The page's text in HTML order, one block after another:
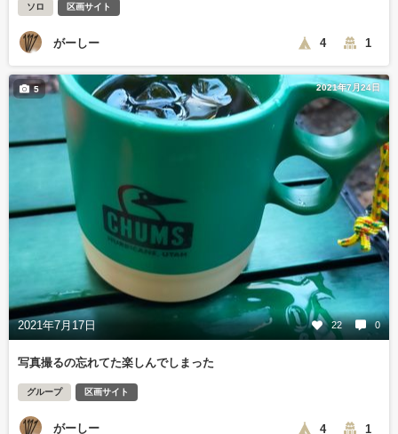
ソロ 区画サイト
がーしー 4 1
2021年7月24日
2021年7月17日 22 0
5
写真撮るの忘れてた楽しんでしまった
グループ 区画サイト
がーしー 4 1